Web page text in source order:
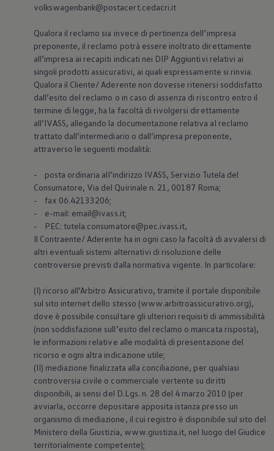
volkswagenbank@postacert.cedacri.it
Qualora il reclamo sia invece di pertinenza dell’impresa
preponente, il reclamo potrà essere inoltrato direttamente
all’impresa ai recapiti indicati nei DIP Aggiuntivi relativi ai
singoli prodotti assicurativi, ai quali espressamente si rinvia.
Qualora il Cliente/ Aderente non dovesse ritenersi soddisfatto
dall’esito del reclamo o in caso di assenza di riscontro entro il
termine di legge, ha la facoltà di rivolgersi direttamente
all’IVASS, allegando la documentazione relativa al reclamo
trattato dall’intermediario o dall’impresa preponente,
attraverso le seguenti modalità:
- posta ordinaria all’indirizzo IVASS, Servizio Tutela del
Consumatore, Via del Quirinale n. 21, 00187 Roma;
- fax 06.42133206;
- e-mail: email@ivass.it;
- PEC: tutela.consumatore@pec.ivass.it,
Il Contraente/ Aderente ha in ogni caso la facoltà di avvalersi di
altri eventuali sistemi alternativi di risoluzione delle
controversie previsti dalla normativa vigente. In particolare:
(I) ricorso all’Arbitro Assicurativo, tramite il portale disponibile
sul sito internet dello stesso (www.arbitroassicurativo.org),
dove è possibile consultare gli ulteriori requisiti di ammissibilità
(non soddisfazione sull’esito del reclamo o mancata risposta),
le informazioni relative alle modalità di presentazione del
ricorso e ogni altra indicazione utile;
(II) mediazione finalizzata alla conciliazione, per qualsiasi
controversia civile o commerciale vertente su diritti
disponibili, ai sensi del D.Lgs. n. 28 del 4 marzo 2010 (per
avviarla, occorre depositare apposita istanza presso un
organismo di mediazione, il cui registro è disponibile sul sito del
Ministero della Giustizia, www.giustizia.it, nel luogo del Giudice
territorialmente competente);